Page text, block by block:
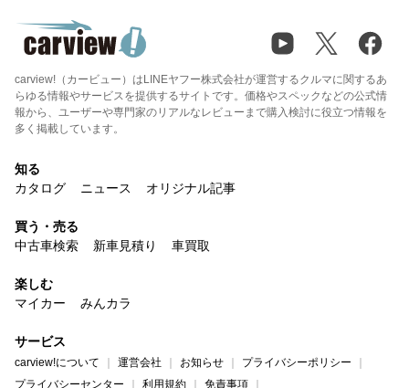
carview!（カービュー）はLINEヤフー株式会社が運営するクルマに関するあ
らゆる情報やサービスを提供するサイトです。価格やスペックなどの公式情
報から、ユーザーや専門家のリアルなレビューまで購入検討に役立つ情報を
多く掲載しています。
知る
カタログ
ニュース オリジナル記事
買う・売る
中古車検索
新車見積り 車買取
楽しむ
マイカー
みんカラ
サービス
carview!について 運営会社 お知らせ
プライバシーポリシー
プライバシーセンター
利用規約 免責事項